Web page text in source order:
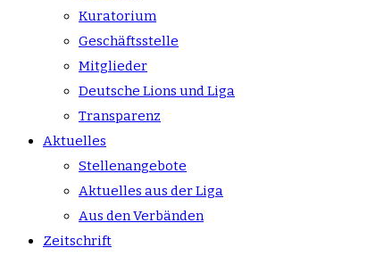
Kuratorium
Geschäftsstelle
Mitglieder
Deutsche Lions und Liga
Transparenz
Aktuelles
Stellenangebote
Aktuelles aus der Liga
Aus den Verbänden
Zeitschrift